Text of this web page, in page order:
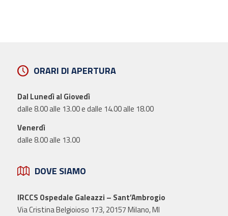
ORARI DI APERTURA
Dal Lunedì al Giovedì
dalle 8.00 alle 13.00 e dalle 14.00 alle 18.00
Venerdì
dalle 8.00 alle 13.00
DOVE SIAMO
IRCCS Ospedale Galeazzi – Sant’Ambrogio
Via Cristina Belgioioso 173, 20157 Milano, MI